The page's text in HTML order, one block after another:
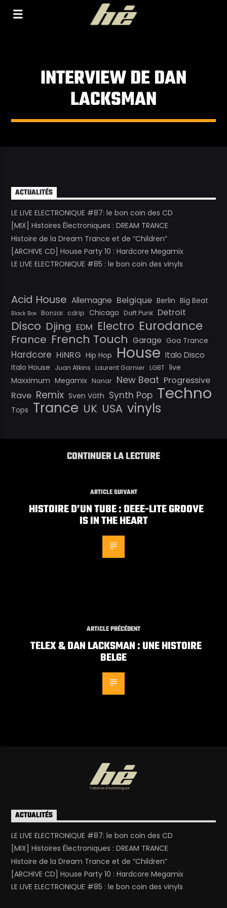
INTERVIEW DE DAN
LACKSMAN
ACTUALITÉS
LE LIVE ELECTRONIQUE #87: le bon coin des CD
[MIX] Histoires Électroniques : DREAM TRANCE
Histoire de la Dream Trance et de “Children”
[ARCHIVE CD] House Party 10 : Hardcore Megamix
LE LIVE ELECTRONIQUE #85 : le bon coin des vinyls
Acid House Allemagne Belgique Berlin Big Beat
Black Box Bonzai cdrip Chicago Daft Punk Detroit
Disco Djing EDM Electro Eurodance
France French Touch Garage Goa Trance
Hardcore HiNRG Hip Hop House Italo Disco
Italo House Juan Atkins Laurent Garnier LGBT live
Maxximum Megamix Nanar New Beat Progressive
Rave Remix Sven Väth Synth Pop Techno
Tops Trance UK USA vinyls
CONTINUER LA LECTURE
ARTICLE SUIVANT
HISTOIRE D’UN TUBE : DEEE-LITE GROOVE
IS IN THE HEART
ARTICLE PRÉCÉDENT
TELEX & DAN LACKSMAN : UNE HISTOIRE
BELGE
ACTUALITÉS
LE LIVE ELECTRONIQUE #87: le bon coin des CD
[MIX] Histoires Électroniques : DREAM TRANCE
Histoire de la Dream Trance et de “Children”
[ARCHIVE CD] House Party 10 : Hardcore Megamix
LE LIVE ELECTRONIQUE #85 : le bon coin des vinyls